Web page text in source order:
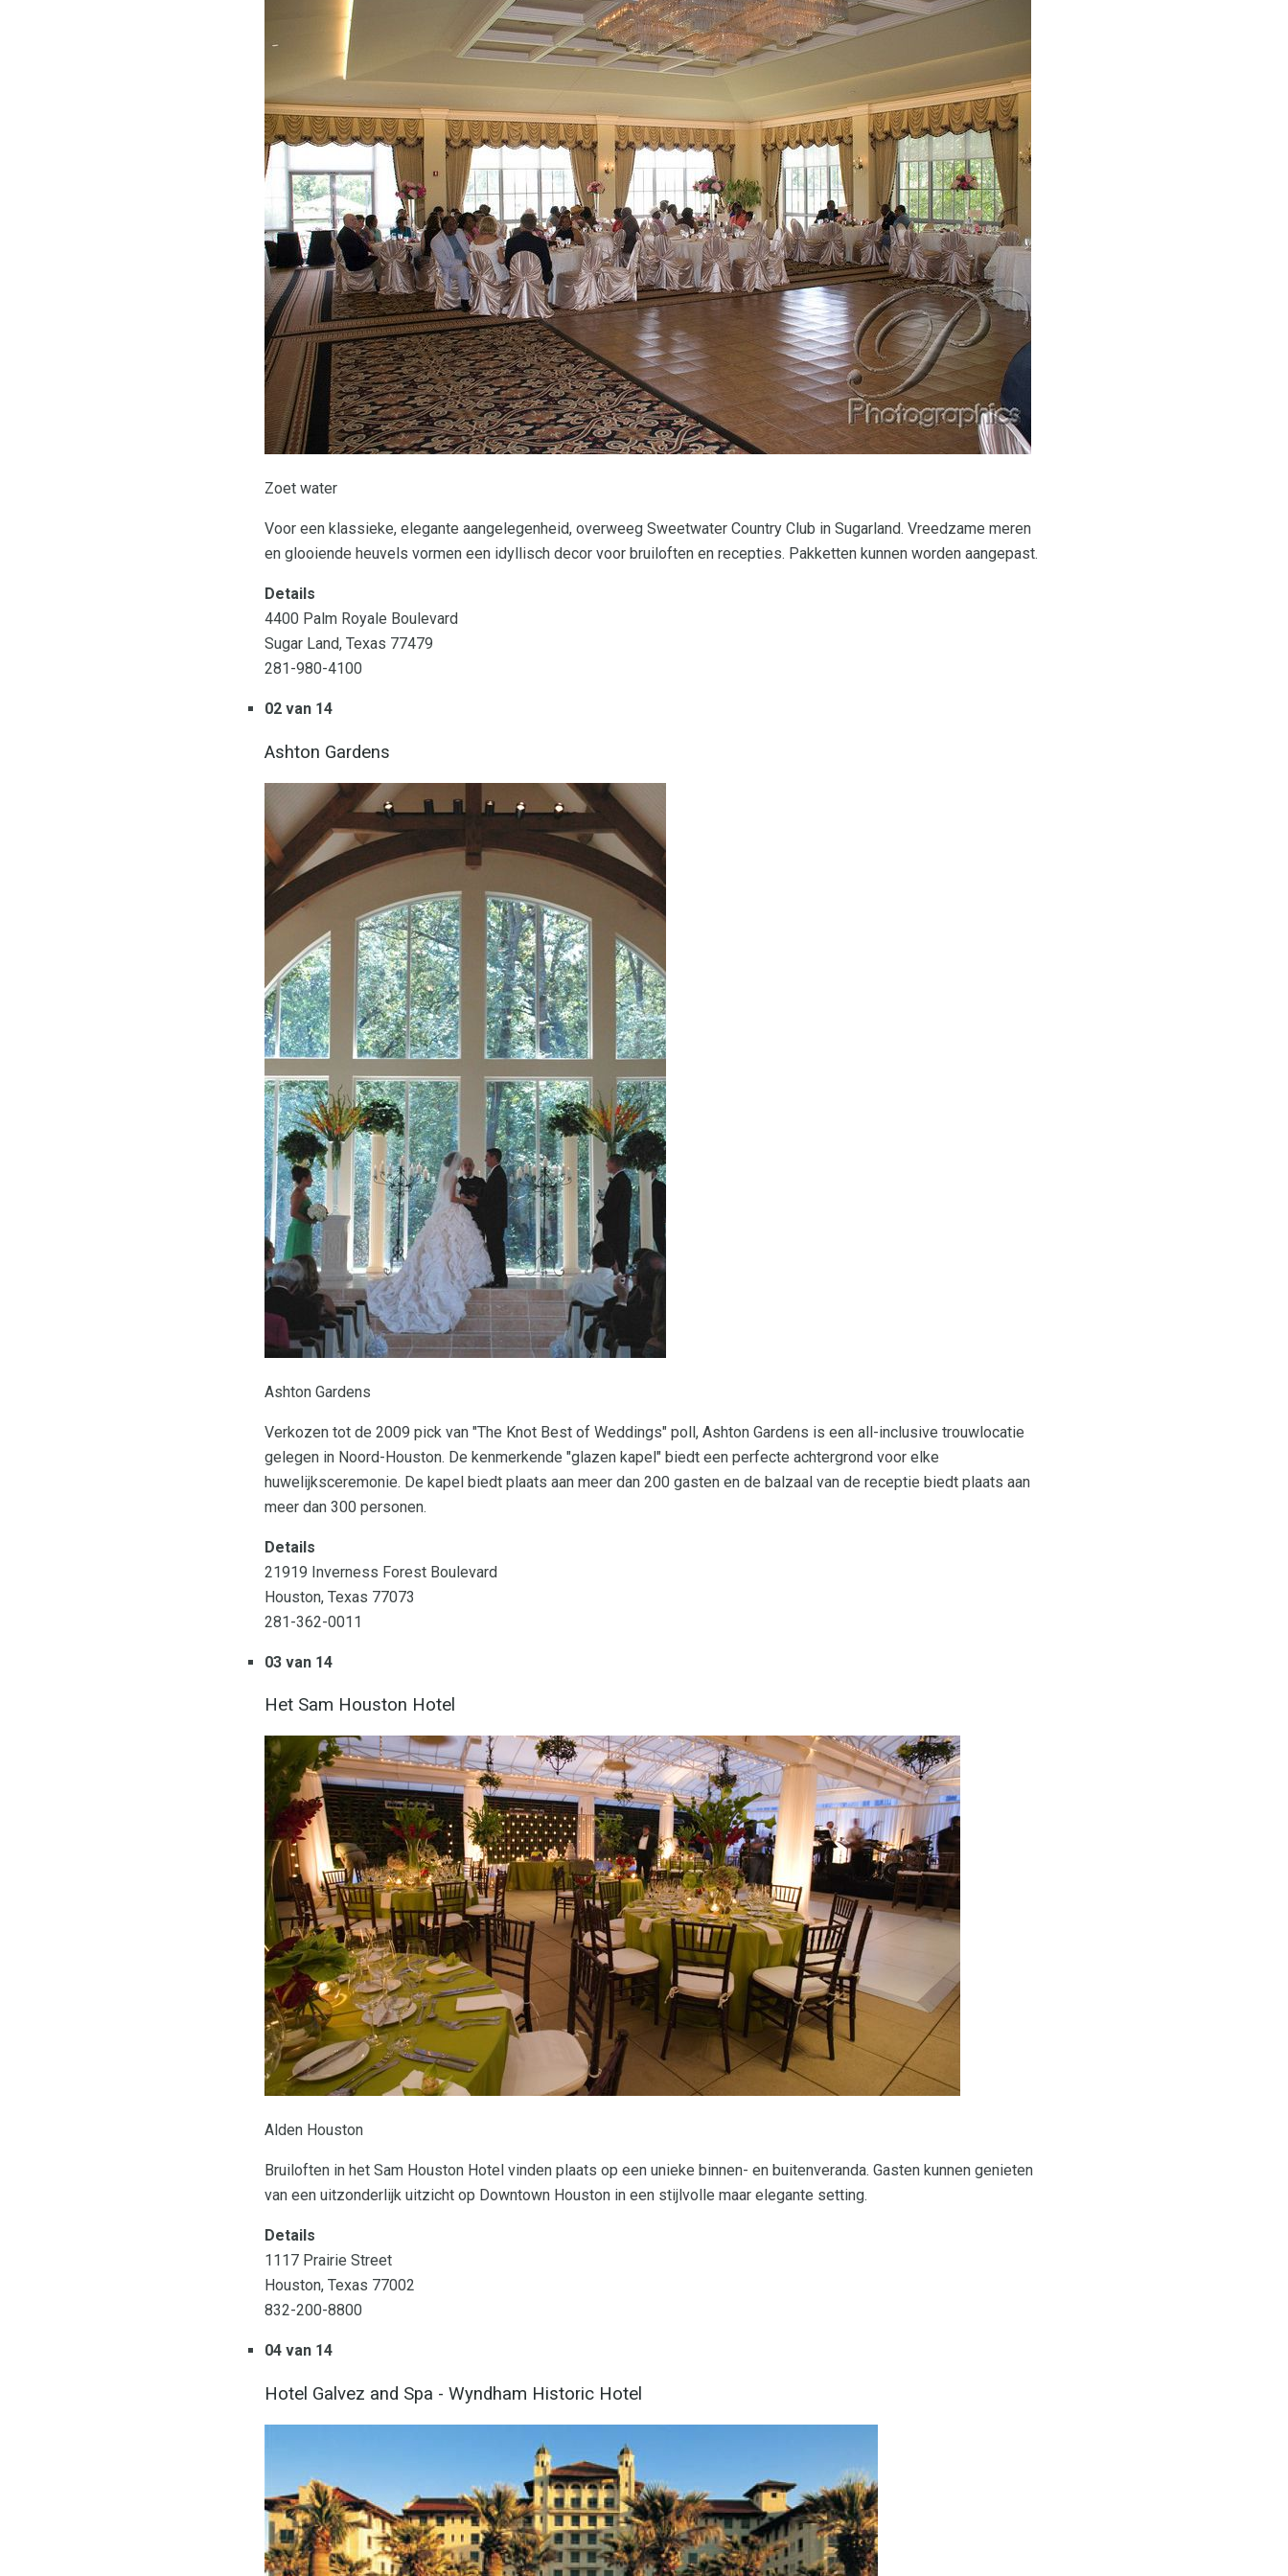
Zoet water
Voor een klassieke, elegante aangelegenheid, overweeg Sweetwater Country Club in Sugarland. Vreedzame meren
en glooiende heuvels vormen een idyllisch decor voor bruiloften en recepties. Pakketten kunnen worden aangepast.
Details
4400 Palm Royale Boulevard
Sugar Land, Texas 77479
281-980-4100
02 van 14
Ashton Gardens
Ashton Gardens
Verkozen tot de 2009 pick van "The Knot Best of Weddings" poll, Ashton Gardens is een all-inclusive trouwlocatie
gelegen in Noord-Houston. De kenmerkende "glazen kapel" biedt een perfecte achtergrond voor elke
huwelijksceremonie. De kapel biedt plaats aan meer dan 200 gasten en de balzaal van de receptie biedt plaats aan
meer dan 300 personen.
Details
21919 Inverness Forest Boulevard
Houston, Texas 77073
281-362-0011
03 van 14
Het Sam Houston Hotel
Alden Houston
Bruiloften in het Sam Houston Hotel vinden plaats op een unieke binnen- en buitenveranda. Gasten kunnen genieten
van een uitzonderlijk uitzicht op Downtown Houston in een stijlvolle maar elegante setting.
Details
1117 Prairie Street
Houston, Texas 77002
832-200-8800
04 van 14
Hotel Galvez and Spa - Wyndham Historic Hotel